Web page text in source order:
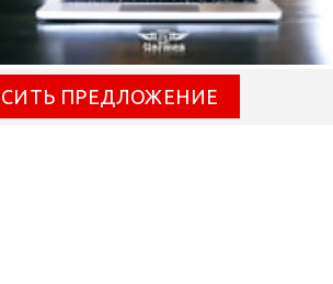
ПРЕДЛОЖЕНИЕ